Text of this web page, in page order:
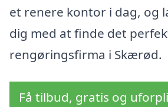
et renere kontor i dag, og
dig med at finde det
rengøringsfirma i Skærød.
Få tilbud, gratis og